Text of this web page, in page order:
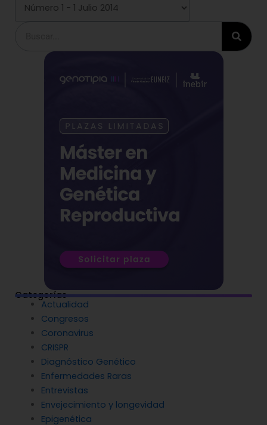
Categorías
Actualidad
Congresos
Coronavirus
CRISPR
Diagnóstico Genético
Enfermedades Raras
Entrevistas
Envejecimiento y longevidad
Epigenética